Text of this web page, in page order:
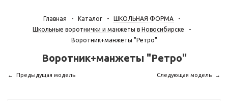
Главная - Каталог - ШКОЛЬНАЯ ФОРМА
-
Школьные воротнички и манжеты в Новосибирске
-
Воротник+манжеты "Ретро"
Воротник+манжеты "Ретро"
Предыдущая модель Следующая модель